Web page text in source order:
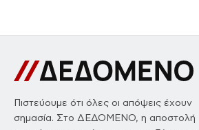
Πιστεύουμε ότι όλες οι απόψεις έχουν
σημασία. Στο ΔΕΔΟΜΕΝΟ, η αποστολή